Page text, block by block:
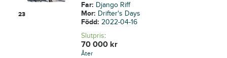
23
Far: Django Riff
Mor: Drifter's Days
Född:2022-04-16
Slutpris:
70 000 kr
Åter